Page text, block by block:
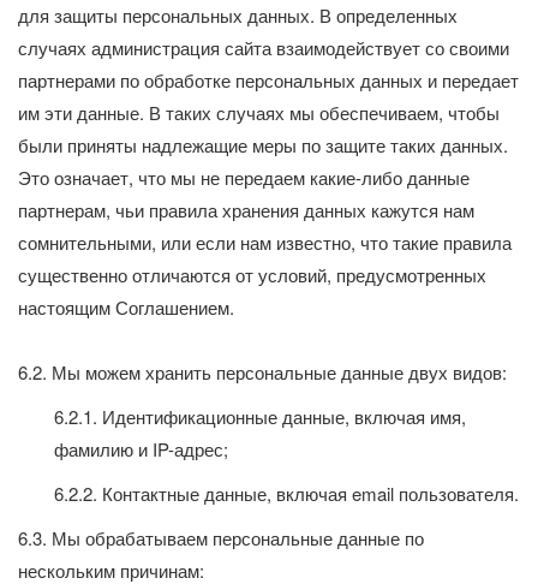
для защиты персональных данных. В определенных
случаях администрация сайта взаимодействует со своими
партнерами по обработке персональных данных и передает
им эти данные. В таких случаях мы обеспечиваем, чтобы
были приняты надлежащие меры по защите таких данных.
Это означает, что мы не передаем какие-либо данные
партнерам, чьи правила хранения данных кажутся нам
сомнительными, или если нам известно, что такие правила
существенно отличаются от условий, предусмотренных
настоящим Соглашением.
6.2. Мы можем хранить персональные данные двух видов:
6.2.1. Идентификационные данные, включая имя,
фамилию и IP-адрес;
6.2.2. Контактные данные, включая email пользователя.
6.3. Мы обрабатываем персональные данные по
нескольким причинам: